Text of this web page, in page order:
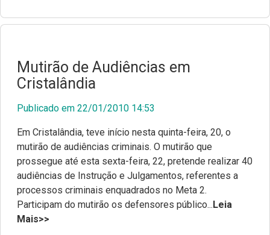
Mutirão de Audiências em
Cristalândia
Publicado em 22/01/2010 14:53
Em Cristalândia, teve início nesta quinta-feira, 20, o
mutirão de audiências criminais. O mutirão que
prossegue até esta sexta-feira, 22, pretende realizar 40
audiências de Instrução e Julgamentos, referentes a
processos criminais enquadrados no Meta 2.
Participam do mutirão os defensores público... Leia
Mais>>